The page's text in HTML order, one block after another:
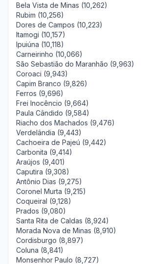
Bela Vista de Minas (10,262)
Rubim (10,256)
Dores de Campos (10,223)
Itamogi (10,157)
Ipuiúna (10,118)
Carneirinho (10,066)
São Sebastião do Maranhão (9,963)
Coroaci (9,943)
Capim Branco (9,826)
Ferros (9,696)
Frei Inocêncio (9,664)
Paula Cândido (9,584)
Riacho dos Machados (9,476)
Verdelândia (9,443)
Cachoeira de Pajeú (9,442)
Carbonita (9,414)
Araújos (9,401)
Caputira (9,308)
Antônio Dias (9,275)
Coronel Murta (9,215)
Coqueiral (9,128)
Prados (9,080)
Santa Rita de Caldas (8,924)
Morada Nova de Minas (8,910)
Cordisburgo (8,897)
Coluna (8,841)
Monsenhor Paulo (8,727)